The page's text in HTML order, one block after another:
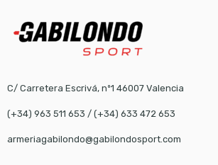
C/ Carretera Escrivá, nº1 46007 Valencia
(+34) 963 511 653 / (+34) 633 472 653
armeriagabilondo@gabilondosport.com